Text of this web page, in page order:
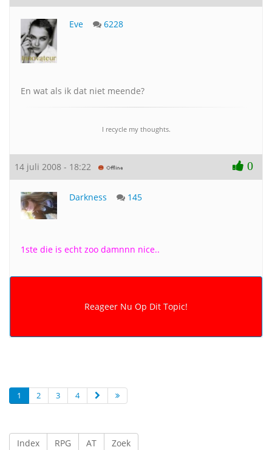
Eve 6228
En wat als ik dat niet meende?
I recycle my thoughts.
14 juli 2008 - 18:22 0
Darkness 145
1ste die is echt zoo damnnn nice..
1 2 3 4
Index RPG AT Zoek